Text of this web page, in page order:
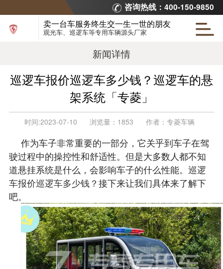
咨询热线：400-150-9850
卖一台车服务终生交一生一世的朋友
观光车、巡逻车等专用车辆源头厂家
新闻详情
巡逻车报价巡逻车多少钱？巡逻车的悬
架系统「专菱」
时间:2023-07-10 浏览量： 1853 作者： 专菱车辆
作为车子非常重要的一部分，它关乎到车子在驾
驶过程中的操控性和舒适性。但是大多数人都不知
道悬挂系统是什么，会影响车子的什么性能。 巡逻
车报价巡逻车多少钱？接下来让我们具体来了解下
吧。